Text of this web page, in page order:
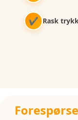
✔ Rask